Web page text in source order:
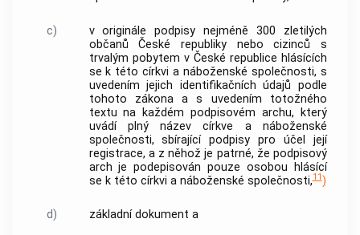
c)
v originále podpisy nejméně 300 zletilých
občanů České republiky nebo cizinců s
trvalým pobytem v České republice hlásících
se k tétocírkvi a náboženské společnosti, s
uvedením jejich identifikačních údajů podle
tohoto zákona a s uvedením totožného
textu na každém podpisovém archu, který
uvádí plný názevcírkve a náboženské
společnosti, sbírající podpisy pro účel její
registrace, a z něhož je patrné, že podpisový
arch je podepisován pouze osobou hlásící
se k této církvi a náboženské společnosti,11)
d) základní dokument a